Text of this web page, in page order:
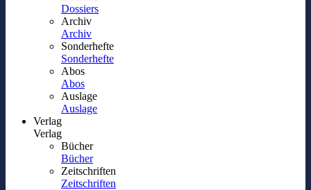
Dossiers
Archiv
Archiv
Sonderhefte
Sonderhefte
Abos
Abos
Auslage
Auslage
Verlag
Verlag
Bücher
Bücher
Zeitschriften
Zeitschriften